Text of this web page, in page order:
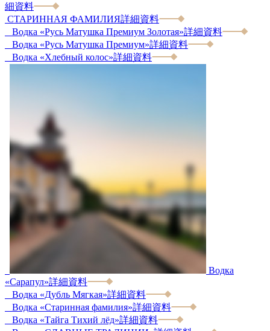
細資料
СТАРИННАЯ ФАМИЛИЯ詳細資料
Водка «Русь Матушка Премиум Золотая»詳細資料
Водка «Русь Матушка Премиум»詳細資料
Водка «Хлебный колос»詳細資料
Водка
«Сарапул»詳細資料
Водка «Дубль Мягкая»詳細資料
Водка «Старинная фамилия»詳細資料
Водка «Тайга Тихий лёд»詳細資料